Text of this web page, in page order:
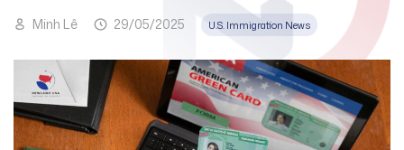
Minh Lê 29/05/2025 U.S. Immigration News